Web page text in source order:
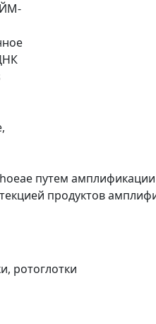
путем
продуктов
ротоглотки